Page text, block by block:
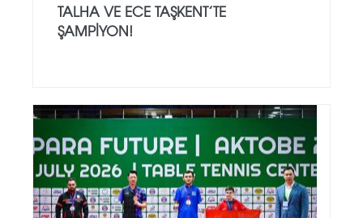
TALHA VE ECE TAŞKENT’TE
ŞAMPIYON!